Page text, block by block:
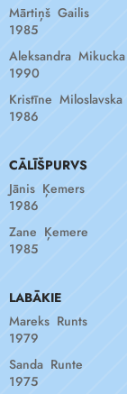
Mārtiņš Gailis
1985
Aleksandra Mikucka
1990
Kristīne Miloslavska
1986
CĀLĪŠPURVS
Jānis Ķemers
1986
Zane Ķemere
1985
LABĀKIE
Mareks Runts
1979
Sanda Runte
1975